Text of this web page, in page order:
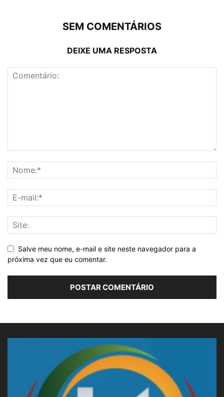
SEM COMENTÁRIOS
DEIXE UMA RESPOSTA
Salve meu nome, e-mail e site neste navegador para a
próxima vez que eu comentar.